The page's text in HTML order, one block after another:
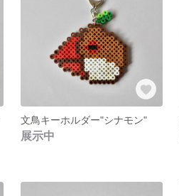
文鳥キーホルダー"シナモン"
展示中